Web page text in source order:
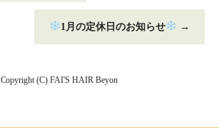
1月の定休日のお知らせ →
Copyright (C) FAI'S HAIR Beyon